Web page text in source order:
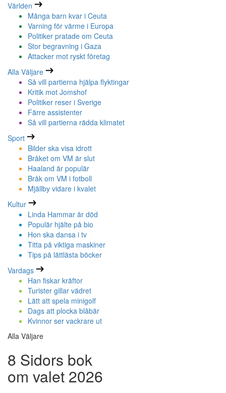
Världen
Många barn kvar i Ceuta
Varning för värme i Europa
Politiker pratade om Ceuta
Stor begravning i Gaza
Attacker mot ryskt företag
Alla Väljare
Så vill partierna hjälpa flyktingar
Kritik mot Jomshof
Politiker reser i Sverige
Färre assistenter
Så vill partierna rädda klimatet
Sport
Bilder ska visa idrott
Bråket om VM är slut
Haaland är populär
Bråk om VM i fotboll
Mjällby vidare i kvalet
Kultur
Linda Hammar är död
Populär hjälte på bio
Hon ska dansa i tv
Titta på viktiga maskiner
Tips på lättlästa böcker
Vardags
Han fiskar kräftor
Turister gillar vädret
Lätt att spela minigolf
Dags att plocka blåbär
Kvinnor ser vackrare ut
Alla Väljare
8 Sidors bok
om valet 2026